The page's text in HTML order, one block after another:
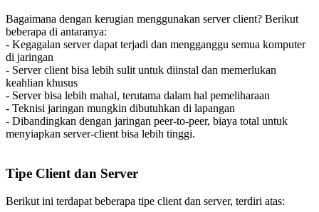
Bagaimana dengan kerugian menggunakan server client? Berikut
beberapa di antaranya:
- Kegagalan server dapat terjadi dan mengganggu semua komputer
di jaringan
- Server client bisa lebih sulit untuk diinstal dan memerlukan
keahlian khusus
- Server bisa lebih mahal, terutama dalam hal pemeliharaan
- Teknisi jaringan mungkin dibutuhkan di lapangan
- Dibandingkan dengan jaringan peer-to-peer, biaya total untuk
menyiapkan server-client bisa lebih tinggi.
Tipe Client dan Server
Berikut ini terdapat beberapa tipe client dan server, terdiri atas: